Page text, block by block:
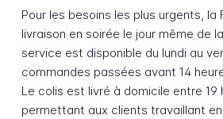
Pour les besoins les plus urgents, la
livraison en soirée le jour même de
service est disponible du lundi au
commandes passées avant 14
Le colis est livré à domicile entre 19
permettant aux clients travaillant